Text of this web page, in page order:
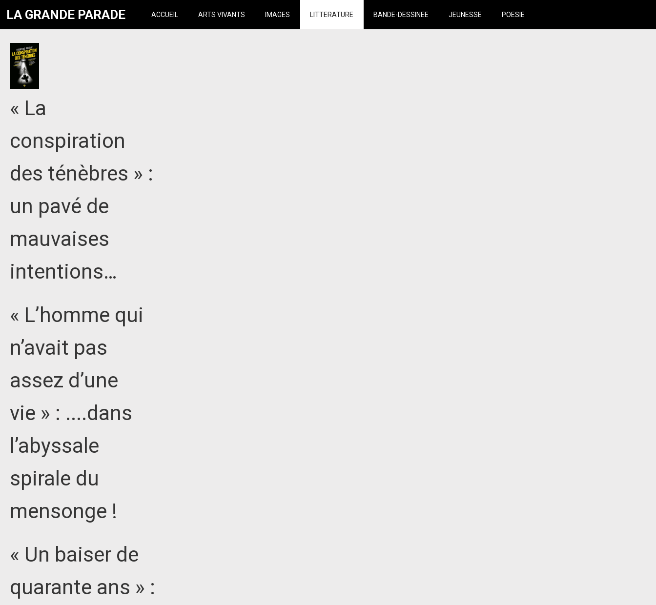
LA GRANDE PARADE ACCUEIL ARTS VIVANTS IMAGES LITTERATURE BANDE-DESSINEE JEUNESSE POESIE
« La
conspiration
des ténèbres » :
un pavé de
mauvaises
intentions…
« L’homme qui
n’avait pas
assez d’une
vie » : ....dans
l’abyssale
spirale du
mensonge !
« Un baiser de
quarante ans » :